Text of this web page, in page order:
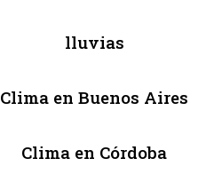
lluvias
Clima en Buenos Aires
Clima en Córdoba